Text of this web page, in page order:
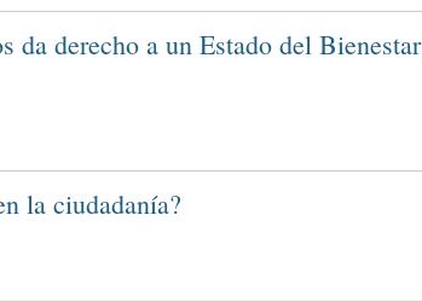
da derecho a un Estado del Bienestar
la ciudadanía?